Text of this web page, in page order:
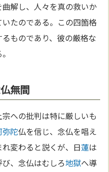
解し、人々を真の救いか
たのである。この四箇格
るものであり、彼の厳格な
無間
への批判は特に厳しいも
弥陀仏を信じ、念仏を唱え
変わると説くが、日蓮は
、念仏はむしろ地獄へ導